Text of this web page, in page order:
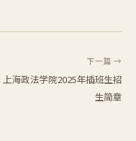
下一篇 →
上海政法学院2025年插班生招
生简章